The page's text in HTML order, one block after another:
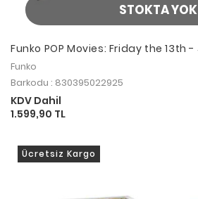
STOKTA YOK
Funko POP Movies: Friday the 13th
Funko
Barkodu : 830395022925
KDV Dahil
1.599,90 TL
Ücretsiz Kargo